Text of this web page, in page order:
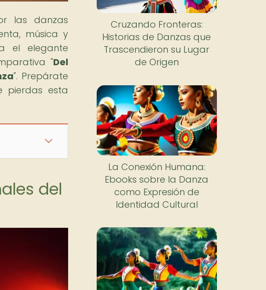
las danzas
música y
el elegante
"Del
". Prepárate
pierdas esta
del
Cruzando Fronteras:
Historias de Danzas que
Trascendieron su Lugar
de Origen
La Conexión Humana:
Ebooks sobre la Danza
como Expresión de
Identidad Cultural